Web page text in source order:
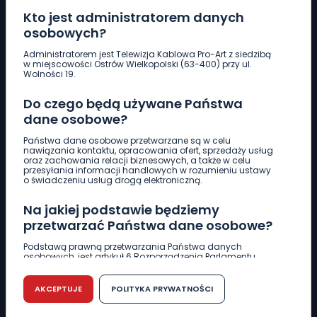
Kto jest administratorem danych
osobowych?
Administratorem jest Telewizja Kablowa Pro-Art z siedzibą
w miejscowości Ostrów Wielkopolski (63-400) przy ul.
Wolności 19.
Do czego będą używane Państwa
dane osobowe?
Państwa dane osobowe przetwarzane są w celu
nawiązania kontaktu, opracowania ofert, sprzedaży usług
oraz zachowania relacji biznesowych, a także w celu
przesyłania informacji handlowych w rozumieniu ustawy
o świadczeniu usług drogą elektroniczną.
Na jakiej podstawie będziemy
przetwarzać Państwa dane osobowe?
Podstawą prawną przetwarzania Państwa danych
osobowych, jest artykuł 6 Rozporządzenia Parlamentu
r. w sprawie ochrony osób fizycznych w związku z
przetwarzaniem danych osobowych w sprawie
swobodnego przepływu takich danych oraz uchylenia
dyrektywy 95/46/WE (RODO).
AKCEPTUJE POLITYKA PRYWATNOŚCI
Pobierz logotyp
661 997 997
REDAKCJA
62 735 22 22redakcja@wlkp24.info
DZIAŁ REKLAMY
62 735 01 85 reklama@wlkp24.info
WIADOMOŚCI
CIEKAWOSTKI